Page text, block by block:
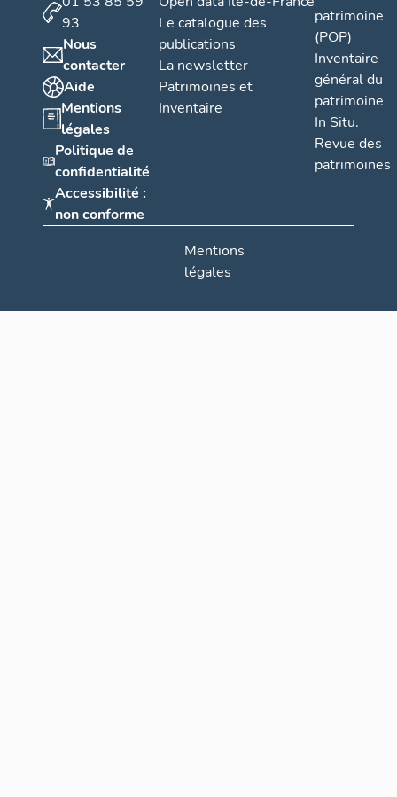
93
Nous
contacter
Aide
Mentions
légales
Politique de
confidentialité
Accessibilité :
non conforme
Le catalogue des
publications
La newsletter
Patrimoines et
Inventaire
patrimoine
(POP)
Inventaire
général du
patrimoine
In Situ.
Revue des
patrimoines
Mentions
légales